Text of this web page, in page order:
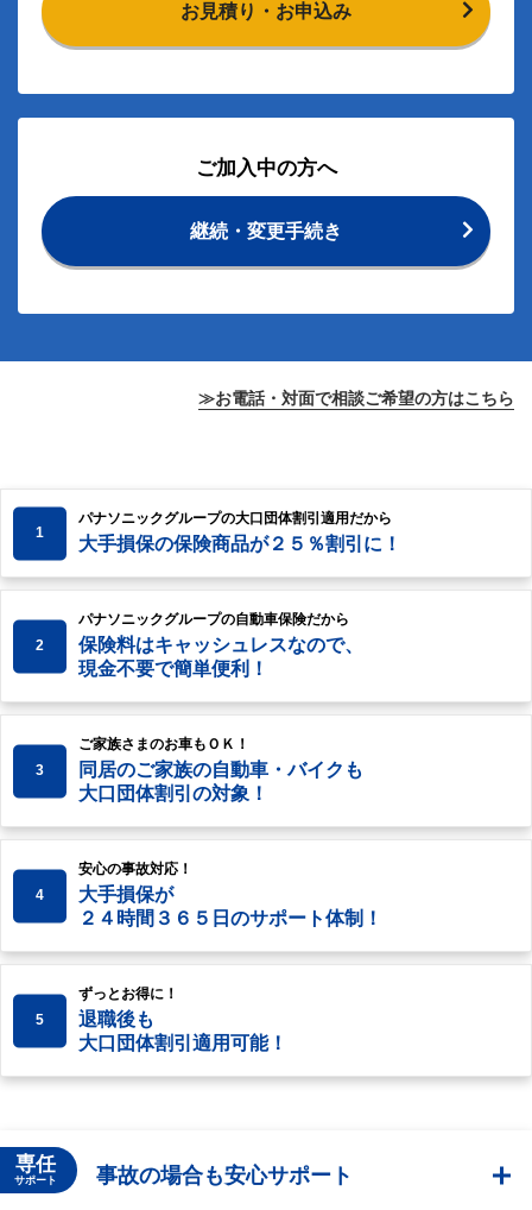
お見積り・お申込み
ご加入中の方へ
継続・変更手続き
≫お電話・対面で相談ご希望の方はこちら
1
パナソニックグループの大口団体割引適用だから
大手損保の保険商品が２５％割引に！
2
パナソニックグループの自動車保険だから
保険料はキャッシュレスなので、
現金不要で簡単便利！
3
ご家族さまのお車もＯＫ！
同居のご家族の自動車・バイクも
大口団体割引の対象！
4
安心の事故対応！
大手損保が
２４時間３６５日のサポート体制！
5
ずっとお得に！
退職後も
大口団体割引適用可能！
専任
サポート 事故の場合も安心サポート